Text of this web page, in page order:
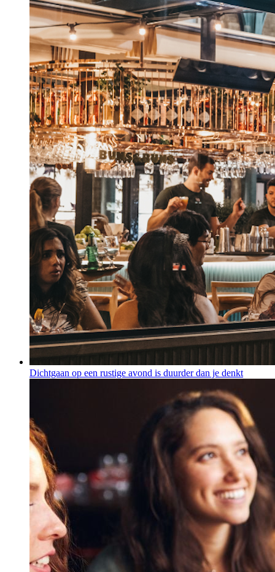
Dichtgaan op een rustige avond is duurder dan je denkt